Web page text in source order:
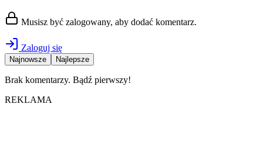
Musisz być zalogowany, aby dodać komentarz.
Zaloguj się
Najnowsze Najlepsze
Brak komentarzy. Bądź pierwszy!
REKLAMA